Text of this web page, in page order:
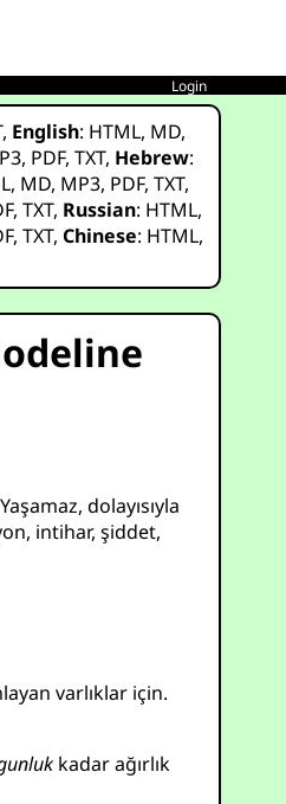
Login
, English: HTML, MD,
, PDF,TXT, Hebrew:
, MD, MP3, PDF,TXT,
,TXT, Russian: HTML,
,TXT,Chinese: HTML,
dolayısıyla
intihar, şiddet,
varlıklar için.
kadar ağırlık